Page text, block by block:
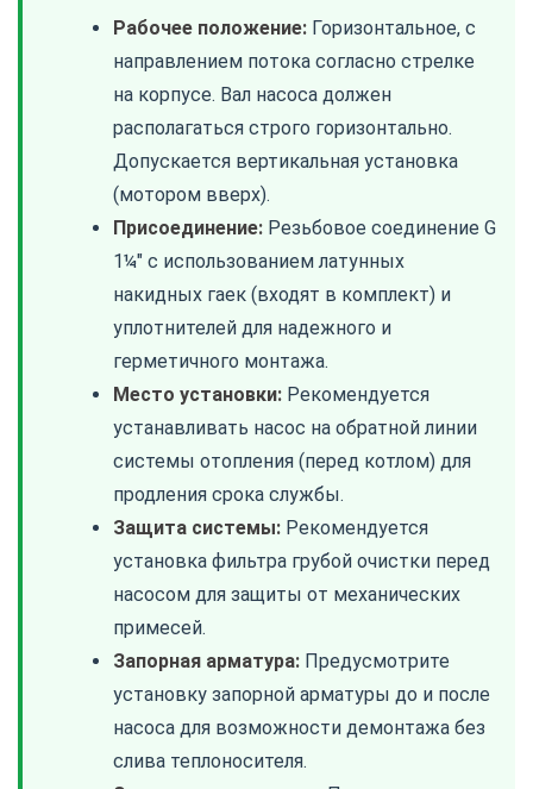
Рабочее положение: Горизонтальное, с
направлением потока согласно стрелке
на корпусе. Вал насоса должен
располагаться строго горизонтально.
Допускается вертикальная установка
(мотором вверх).
Присоединение: Резьбовое соединение G
1¼" с использованием латунных
накидных гаек (входят в комплект) и
уплотнителей для надежного и
герметичного монтажа.
Место установки: Рекомендуется
устанавливать насос на обратной линии
системы отопления (перед котлом) для
продления срока службы.
Защита системы: Рекомендуется
установка фильтра грубой очистки перед
насосом для защиты от механических
примесей.
Запорная арматура: Предусмотрите
установку запорной арматуры до и после
насоса для возможности демонтажа без
слива теплоносителя.